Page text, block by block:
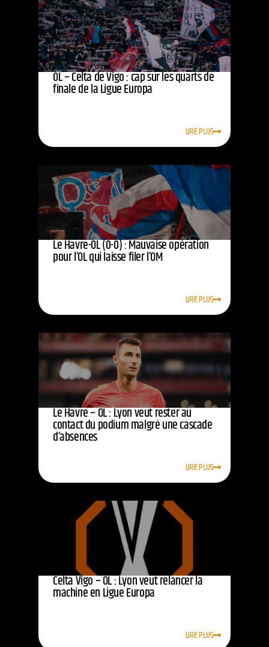
OL – Celta de Vigo : cap sur les quarts de
finale de la Ligue Europa
LIRE PLUS
Le Havre-OL (0-0) : Mauvaise opération
pour l’OL qui laisse filer l’OM
LIRE PLUS
Le Havre – OL : Lyon veut rester au
contact du podium malgré une cascade
d’absences
LIRE PLUS
Celta Vigo – OL : Lyon veut relancer la
machine en Ligue Europa
LIRE PLUS